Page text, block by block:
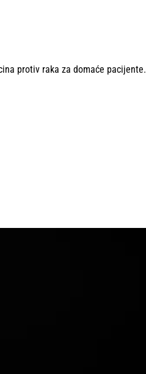
protiv raka za domaće pacijente.